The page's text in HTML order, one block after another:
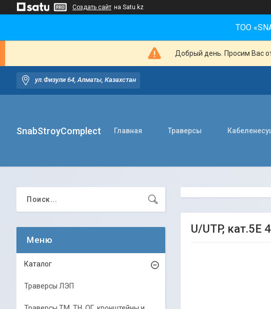
Создать сайт на Satu.kz
ТОО
Добрый день. Просим Вас
ул.Физули 64, Алматы, Казахстан
SnabStroyComplect Главная Траверсы
U/UTP, кат.5Е
Каталог
Траверсы ЛЭП